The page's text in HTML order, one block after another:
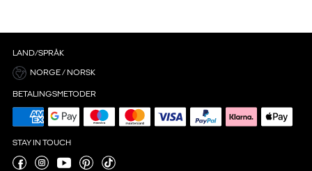
LAND/SPRÅK
NORGE / NORSK
BETALINGSMETODER
STAY IN TOUCH